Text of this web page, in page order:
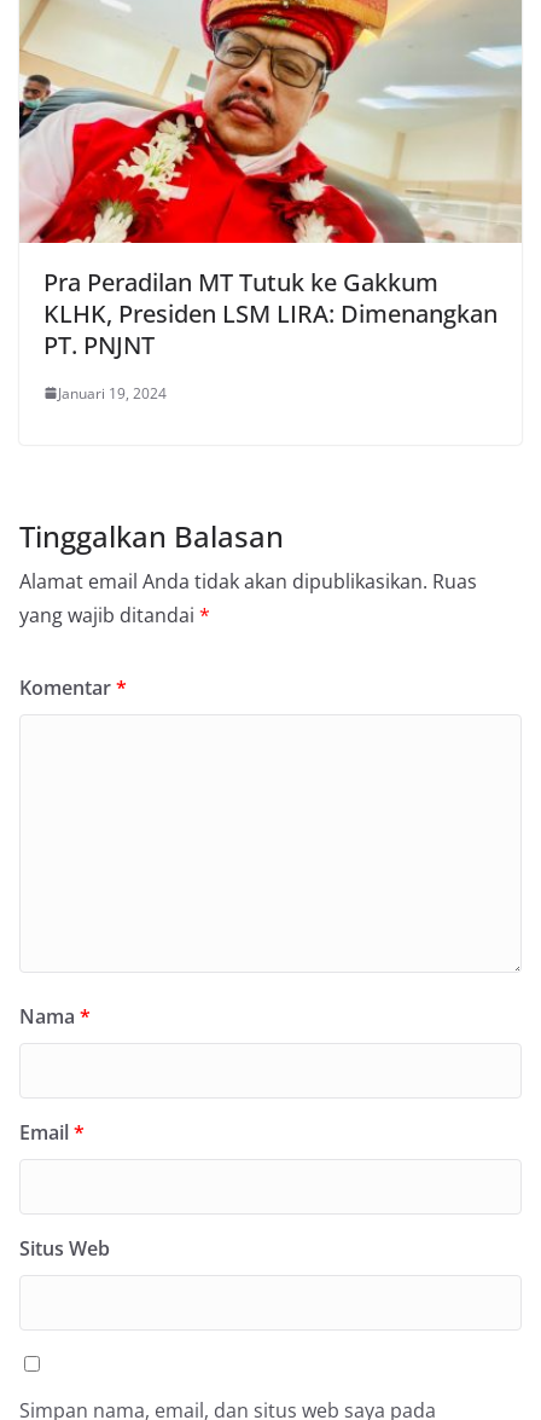
Pra Peradilan MT Tutuk ke Gakkum
KLHK, Presiden LSM LIRA: Dimenangkan
PT. PNJNT
Januari 19, 2024
Tinggalkan Balasan
Alamat email Anda tidak akan dipublikasikan. Ruas
yang wajib ditandai *
Komentar*
Nama *
Email*
Situs Web
Simpan nama, email, dan situs web saya pada